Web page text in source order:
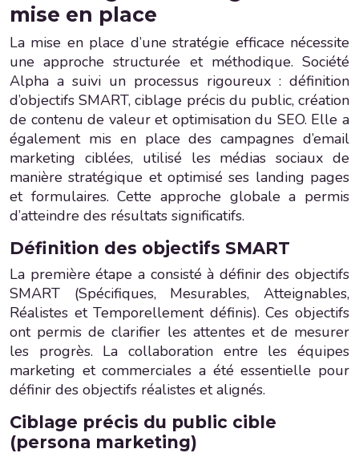
mise en place
La mise en place d’une stratégie efficace nécessite
une approche structurée et méthodique. Société
Alpha a suivi un processus rigoureux : définition
d’objectifs SMART, ciblage précis du public, création
de contenu de valeur et optimisation du SEO. Elle a
également mis en place des campagnes d’email
marketing ciblées, utilisé les médias sociaux de
manière stratégique et optimisé ses landing pages
et formulaires. Cette approche globale a permis
d’atteindre des résultats significatifs.
Définition des objectifs SMART
La première étape a consisté à définir des objectifs
SMART (Spécifiques, Mesurables, Atteignables,
Réalistes et Temporellement définis). Ces objectifs
ont permis de clarifier les attentes et de mesurer
les progrès. La collaboration entre les équipes
marketing et commerciales a été essentielle pour
définir des objectifs réalistes et alignés.
Ciblage précis du public cible
(persona marketing)